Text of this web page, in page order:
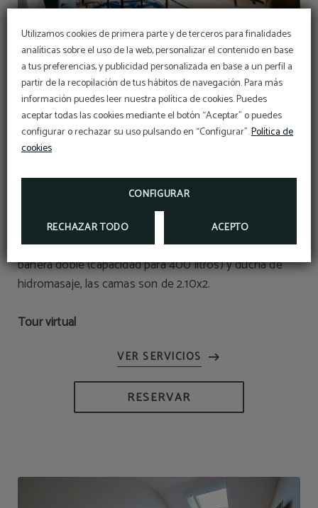
Utilizamos cookies de primera parte y de terceros para finalidades
analíticas sobre el uso de la web, personalizar el contenido en base
a tus preferencias, y publicidad personalizada en base a un perfil a
partir de la recopilación de tus hábitos de navegación. Para más
información puedes leer nuestra política de cookies. Puedes
aceptar todas las cookies mediante el botón “Aceptar” o puedes
configurar o rechazar su uso pulsando en “Configurar”.Política de
cookies
CONFIGURAR
RECHAZAR TODO ACEPTO
Suite
4 impresionantes habitaciones de más de 50m² , con
un solemnecarácter históricoy tremendamente
especiales por estardedicadas a los ilustres
personajes que se alojaron en ellas
Sarasate (207), Infanta Isabel (601) y el Rey Alfonso
Todas estas suites tienen sala de estar y baños con
bañera doble (capacidad para 400 litros) y ducha de
hidromasaje, las camas son de 2.10x2.
Tour virtual
RESERVAR
INFORMACION@GRANHOTELLAPERLA.COM
Reservas San Fermín
DISFRUTE DE LA FESTIVIDAD MÁS
IMPORTANTE EN NUESTRO HOTEL
Teléfono:
RESERVA YA